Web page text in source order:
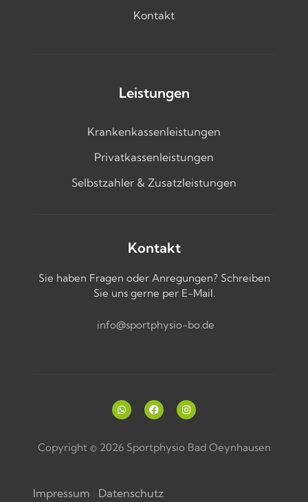
Kontakt
Leistungen
Krankenkassenleistungen
Privatkassenleistungen
Selbstzahler & Zusatzleistungen
Kontakt
Sie haben Fragen oder Anregungen? Schreiben
Sie uns gerne per E-Mail.
info@sportphysio-bo.de
Copyright © 2026 Sportphysio Bad Oeynhausen
Impressum Datenschutz